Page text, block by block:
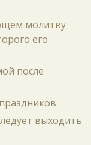
молитву
его
после
выходить